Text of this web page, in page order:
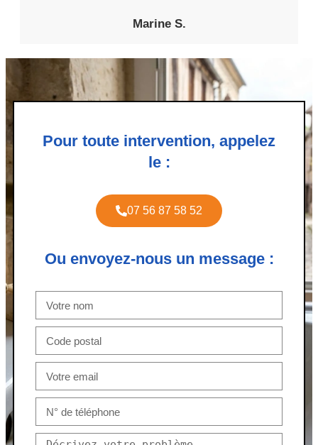
Marine S.
Pour toute intervention, appelez
le :
07 56 87 58 52
Ou envoyez-nous un message :